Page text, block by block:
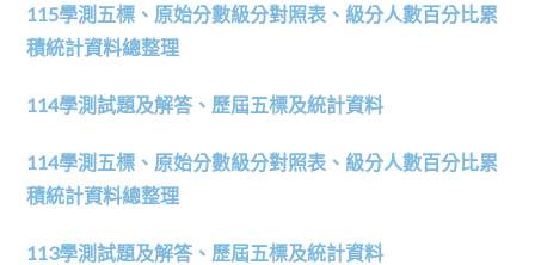
115學測五標、原始分數級分對照表、級分人數百分比累
積統計資料總整理
114學測試題及解答、歷屆五標及統計資料
114學測五標、原始分數級分對照表、級分人數百分比累
積統計資料總整理
113學測試題及解答、歷屆五標及統計資料